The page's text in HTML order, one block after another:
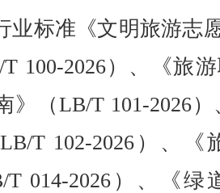
标准《文明旅游志
100-2026）、《旅
》（LB/T 101-2026
T 102-2026）、
T 014-2026）、《